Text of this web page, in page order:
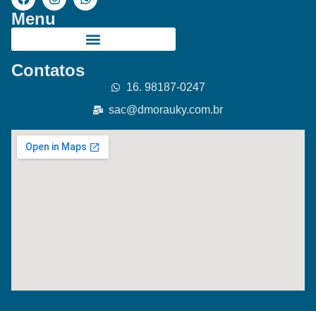
Menu
Contatos
16. 98187-0247
sac@dmorauky.com.br